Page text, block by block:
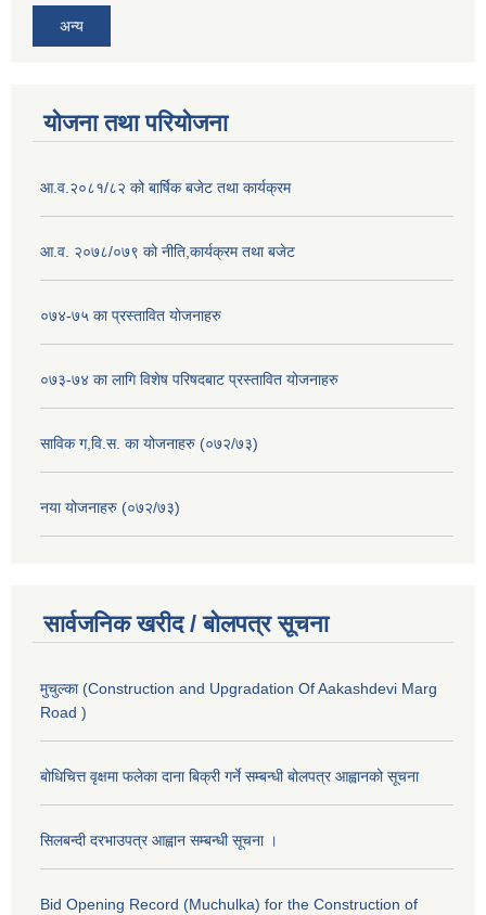
अन्य
योजना तथा परियोजना
आ.व.२०८१/८२ को बार्षिक बजेट तथा कार्यक्रम
आ.व. २०७८/०७९ को नीति,कार्यक्रम तथा बजेट
०७४-७५ का प्रस्तावित योजनाहरु
०७३-७४ का लागि विशेष परिषदबाट प्रस्तावित योजनाहरु
साविक ग,वि.स. का योजनाहरु (०७२/७३)
नया योजनाहरु (०७२/७३)
सार्वजनिक खरीद / बोलपत्र सूचना
मुचुल्का (Construction and Upgradation Of Aakashdevi Marg
Road )
बोधिचित्त वृक्षमा फलेका दाना बिक्री गर्ने सम्बन्धी बोलपत्र आह्वानको सूचना
सिलबन्दी दरभाउपत्र आह्वान सम्बन्धी सूचना ।
Bid Opening Record (Muchulka) for the Construction of